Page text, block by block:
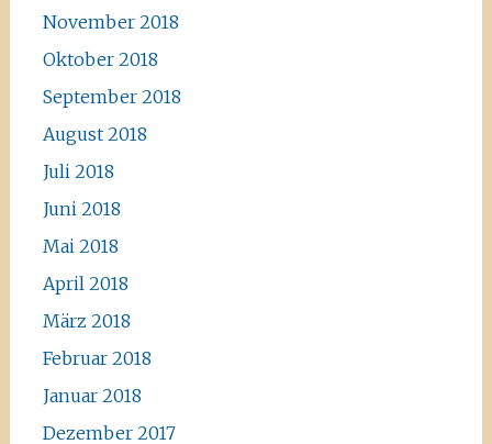
November 2018
Oktober 2018
September 2018
August 2018
Juli 2018
Juni 2018
Mai 2018
April 2018
März 2018
Februar 2018
Januar 2018
Dezember 2017